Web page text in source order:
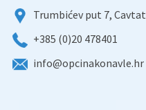
Trumbićev put 7, Cavtat
+385 (0)20 478401
info@opcinakonavle.hr